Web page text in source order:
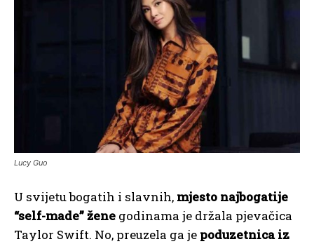
Lucy Guo
U svijetu bogatih i slavnih, mjesto najbogatije
“self-made” žene godinama je držala pjevačica
Taylor Swift. No, preuzela ga je poduzetnica iz